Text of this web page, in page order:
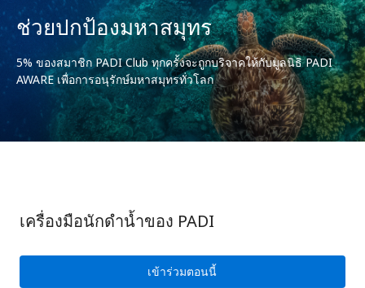
ช่วยปกป้องมหาสมุทร
5% ของสมาชิก PADI Club ทุกครั้งจะถูกบริจาคให้กับมูลนิธิ PADI
AWARE เพื่อการอนุรักษ์มหาสมุทรทั่วโลก
เครื่องมือนักดำน้ำของ PADI
เข้าร่วมตอนนี้